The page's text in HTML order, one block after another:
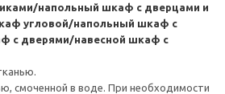
напольный шкаф с дверцами и
угловой/напольный шкаф с
с дверями/навесной шкаф с
смоченной в воде. При необходимости